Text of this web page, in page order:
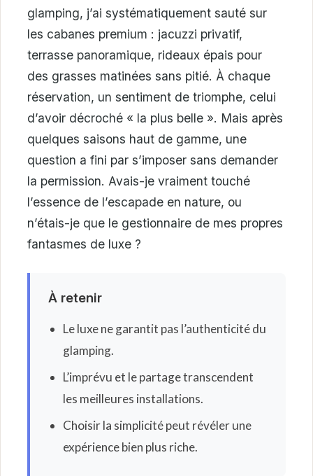
glamping, j’ai systématiquement sauté sur
les cabanes premium : jacuzzi privatif,
terrasse panoramique, rideaux épais pour
des grasses matinées sans pitié. À chaque
réservation, un sentiment de triomphe, celui
d’avoir décroché « la plus belle ». Mais après
quelques saisons haut de gamme, une
question a fini par s’imposer sans demander
la permission. Avais-je vraiment touché
l’essence de l’escapade en nature, ou
n’étais-je que le gestionnaire de mes propres
fantasmes de luxe ?
À retenir
Le luxe ne garantit pas l’authenticité du
glamping.
L’imprévu et le partage transcendent
les meilleures installations.
Choisir la simplicité peut révéler une
expérience bien plus riche.